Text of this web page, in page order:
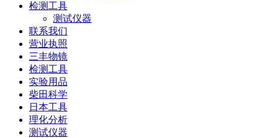
检测工具
测试仪器
联系我们
营业执照
三丰物镜
检测工具
实验用品
柴田科学
日本工具
理化分析
测试仪器